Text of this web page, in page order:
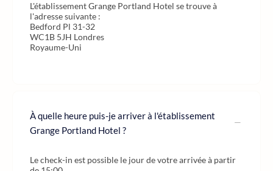
L'établissement Grange Portland Hotel se trouve à
l'adresse suivante :
Bedford Pl 31-32
WC1B 5JH Londres
Royaume-Uni
À quelle heure puis-je arriver à l'établissement
Grange Portland Hotel ?
Le check-in est possible le jour de votre arrivée à partir